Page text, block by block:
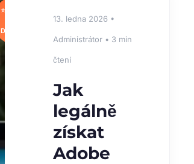
⭐
DOPORUČUJEME
13. ledna 2026 •
Administrátor • 3 min
čtení
Jak
legálně
získat
Adobe